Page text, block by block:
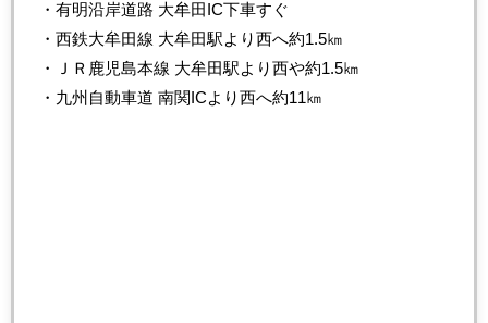
・有明沿岸道路 大牟田IC下車すぐ
・西鉄大牟田線 大牟田駅より西へ約1.5㎞
・ＪＲ鹿児島本線 大牟田駅より西や約1.5㎞
・九州自動車道 南関ICより西へ約11㎞